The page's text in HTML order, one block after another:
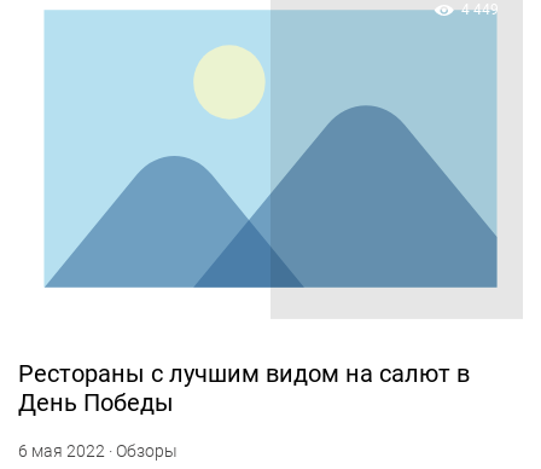
4 449
Рестораны с лучшим видом на салют в
День Победы
6 мая 2022 · Обзоры